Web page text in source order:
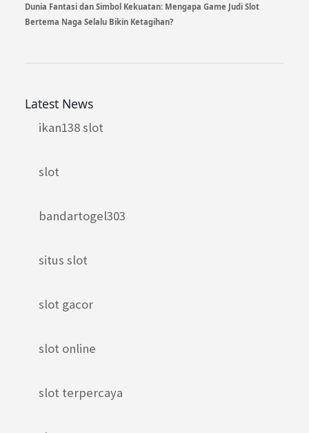
Dunia Fantasi dan Simbol Kekuatan: Mengapa Game Judi Slot
Bertema Naga Selalu Bikin Ketagihan?
Latest News
ikan138 slot
slot
bandartogel303
situs slot
slot gacor
slot online
slot terpercaya